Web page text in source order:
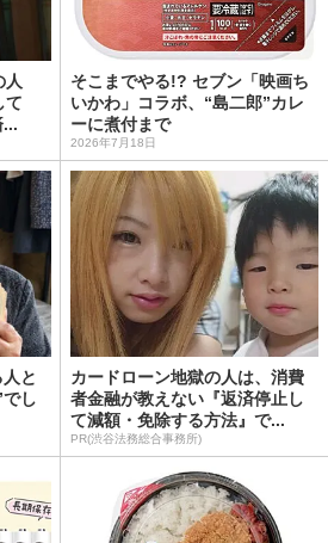
人
て
...
そこまでやる!? セブン「映画ち
いかわ」コラボ、“島二郎”カレ
ーに煮付まで
2026年7月18日
と
し
カードローン地獄の人は、消費
者金融が教えない『返済停止し
て減額・免除する方法』で...
PR(渋谷法務総合事務所)